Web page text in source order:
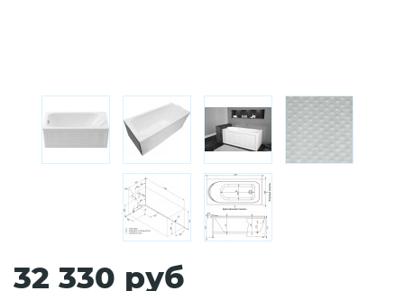
32 330 руб